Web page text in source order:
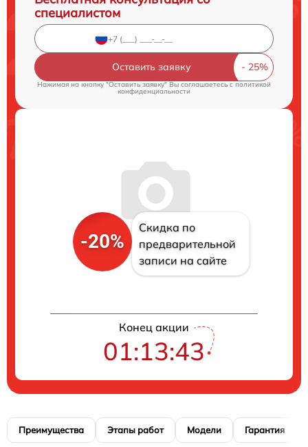
специалистом
Оставить заявку
Нажимая на кнопку "Оставить заявку" Вы соглашаетесь cполитикой
конфиденциальности
-20%
Скидка по
предварительной
записи на сайте
Конец акции
01:13:43
Преимущества Этапы работ Модели Гарантия